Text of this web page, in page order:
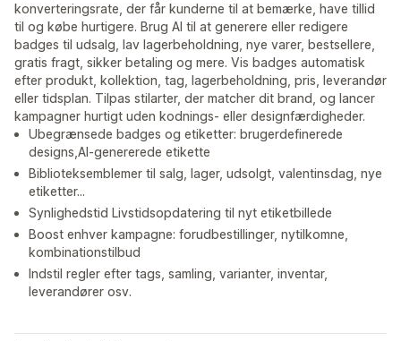
konverteringsrate, der får kunderne til at bemærke, have tillid
til og købe hurtigere. Brug AI til at generere eller redigere
badges til udsalg, lav lagerbeholdning, nye varer, bestsellere,
gratis fragt, sikker betaling og mere. Vis badges automatisk
efter produkt, kollektion, tag, lagerbeholdning, pris, leverandør
eller tidsplan. Tilpas stilarter, der matcher dit brand, og lancer
kampagner hurtigt uden kodnings- eller designfærdigheder.
Ubegrænsede badges og etiketter: brugerdefinerede
designs,AI-genererede etikette
Biblioteksemblemer til salg, lager, udsolgt, valentinsdag, nye
etiketter...
Synlighedstid Livstidsopdatering til nyt etiketbillede
Boost enhver kampagne: forudbestillinger, nytilkomne,
kombinationstilbud
Indstil regler efter tags, samling, varianter, inventar,
leverandører osv.